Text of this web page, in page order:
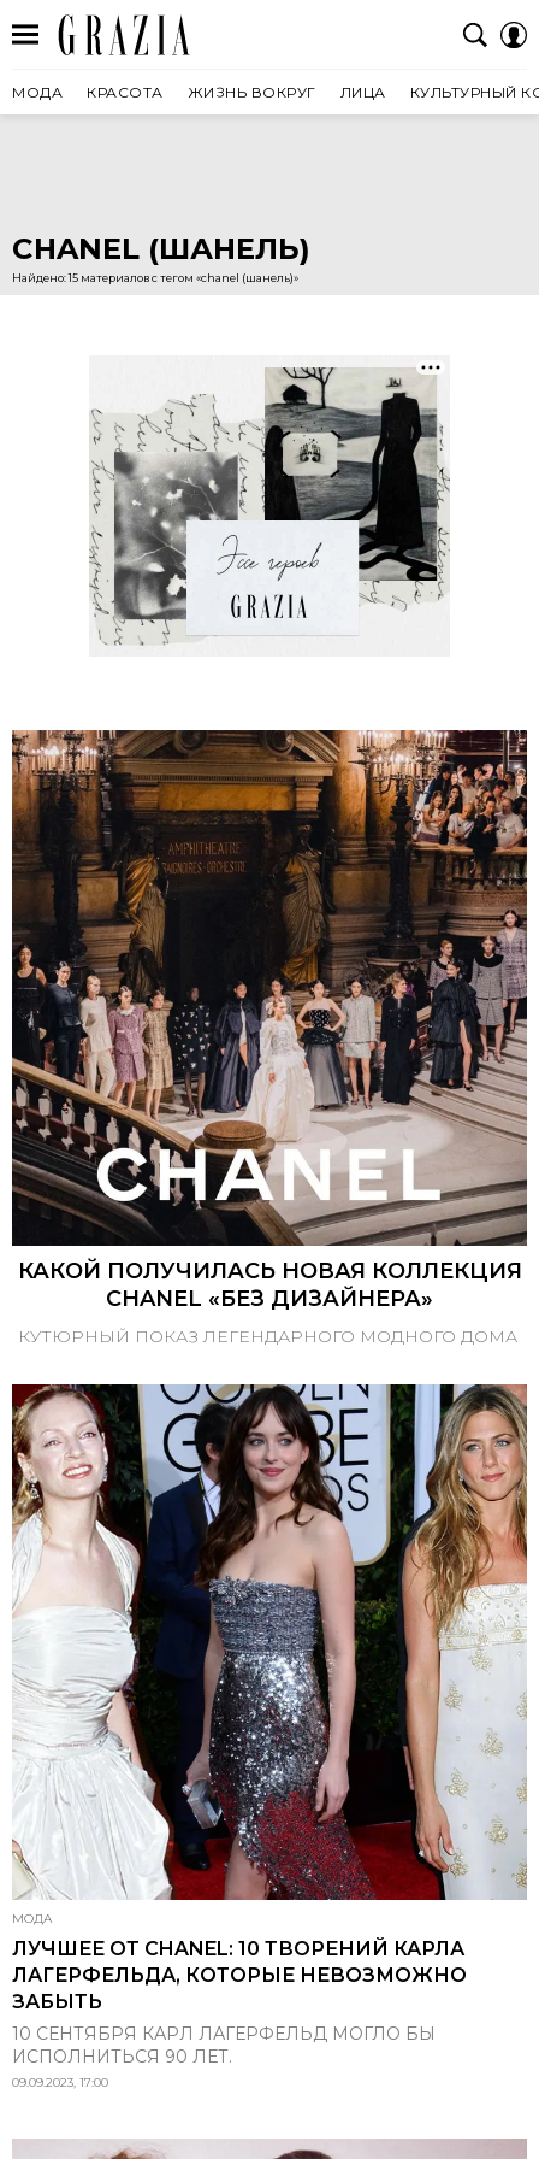
МОДА КРАСОТА ЖИЗНЬ ВОКРУГ ЛИЦА КУЛЬТУРНЫЙ
CHANEL (ШАНЕЛЬ)
Найдено: 15 материалов с тегом «chanel (шанель)»
КАКОЙ ПОЛУЧИЛАСЬ НОВАЯ КОЛЛЕКЦИЯ
CHANEL «БЕЗ ДИЗАЙНЕРА»
КУТЮРНЫЙ ПОКАЗ ЛЕГЕНДАРНОГО МОДНОГО ДОМА
МОДА
ЛУЧШЕЕ ОТ CHANEL: 10 ТВОРЕНИЙ КАРЛА
ЛАГЕРФЕЛЬДА, КОТОРЫЕ НЕВОЗМОЖНО
ЗАБЫТЬ
10 СЕНТЯБРЯ КАРЛ ЛАГЕРФЕЛЬД МОГЛО БЫ
ИСПОЛНИТЬСЯ 90 ЛЕТ.
09.09.2023, 17:00